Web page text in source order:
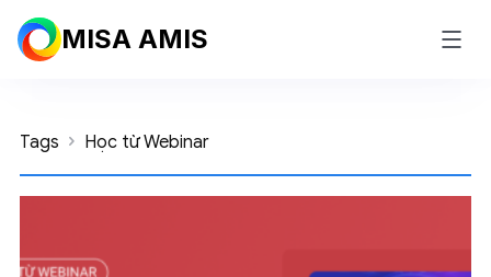
MISA AMIS
Tags Học từ Webinar